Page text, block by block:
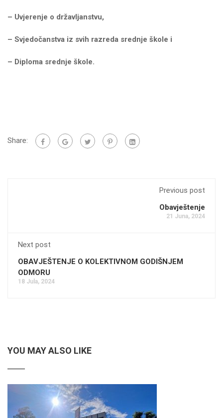
– Uvjerenje o državljanstvu,
– Svjedočanstva iz svih razreda srednje škole i
– Diploma srednje škole.
Share:
Previous post
Obavještenje
21 Juna, 2024
Next post
OBAVJEŠTENJE O KOLEKTIVNOM GODIŠNJEM
ODMORU
18 Jula, 2024
YOU MAY ALSO LIKE